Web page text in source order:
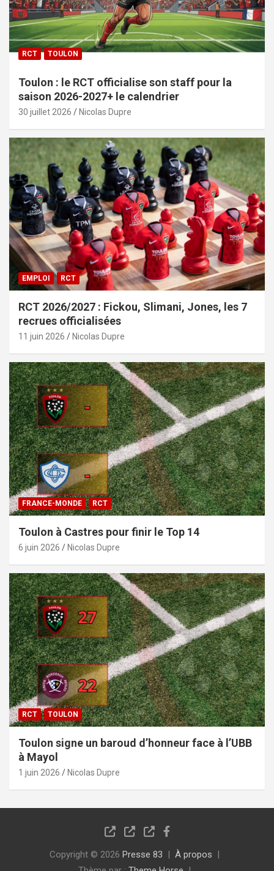
RCT TOULON
Toulon : le RCT officialise son staff pour la
saison 2026-2027+ le calendrier
30 juillet 2026 Nicolas Dupre
EMPLOI RCT
RCT 2026/2027 : Fickou, Slimani, Jones, les 7
recrues officialisées
11 juin 2026 Nicolas Dupre
FRANCE-MONDE RCT
Toulon à Castres pour finir le Top 14
6 juin 2026 Nicolas Dupre
RCT TOULON
Toulon signe un baroud d’honneur face à l’UBB
à Mayol
1 juin 2026 Nicolas Dupre
Copyright © 2026 Presse 83
À propos